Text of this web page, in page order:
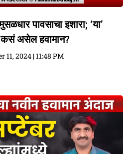
पावसाचा इशारा; ‘या’
कसं असेल हवामान?
11, 2024 11:48 PM